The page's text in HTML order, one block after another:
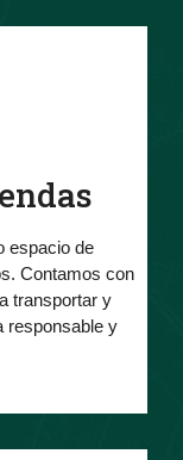
espacio de
Contamos con
transportar y
responsable y